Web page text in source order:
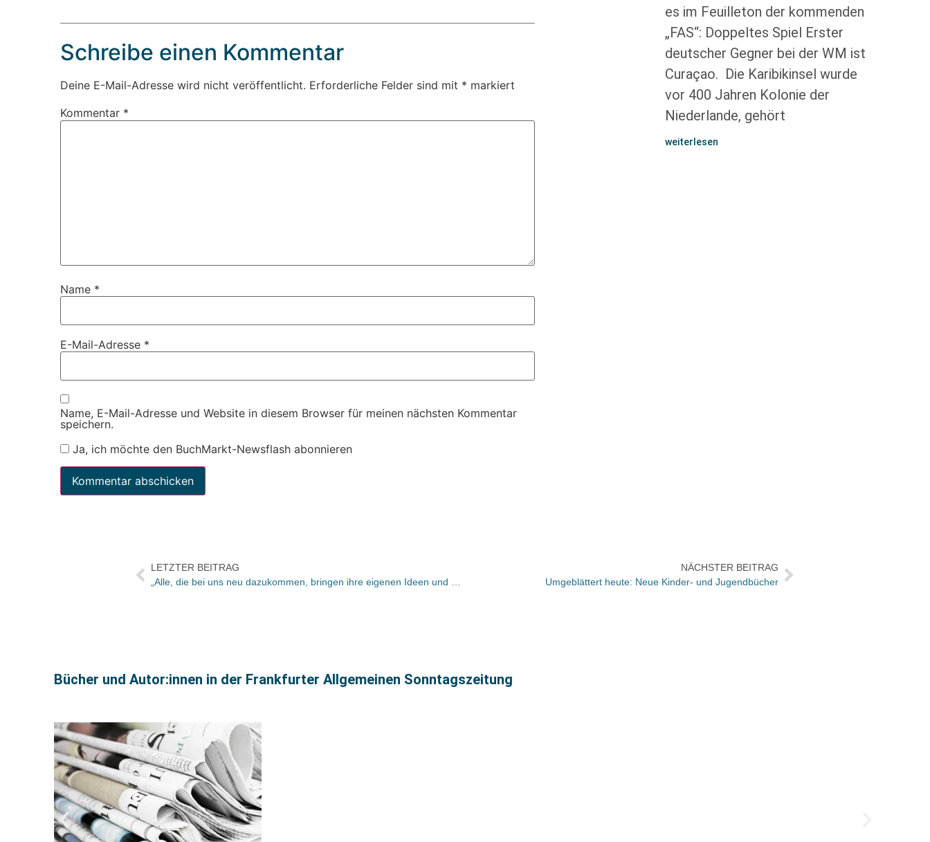
Schreibe einen Kommentar
Deine E-Mail-Adresse wird nicht veröffentlicht. Erforderliche Felder sind mit * markiert
Kommentar *
Name *
E-Mail-Adresse *
Name, E-Mail-Adresse und Website in diesem Browser für meinen nächsten Kommentar
speichern.
Ja, ich möchte den BuchMarkt-Newsflash abonnieren
es im Feuilleton der kommenden
„FAS“: Doppeltes Spiel Erster
deutscher Gegner bei der WM ist
Curaçao. Die Karibik­insel wurde
vor 400 Jahren Kolonie der
Niederlande, gehört
weiterlesen
LETZTER BEITRAG
NÄCHSTER BEITRAG
Umgeblättert heute: Neue Kinder- und Jugendbücher
Bücher und Autor:innen in der Frankfurter Allgemeinen Sonntagszeitung